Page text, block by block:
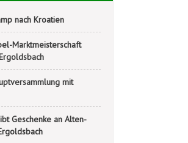
nach Kroatien
Marktmeisterschaft
mit
Geschenke an Alten-